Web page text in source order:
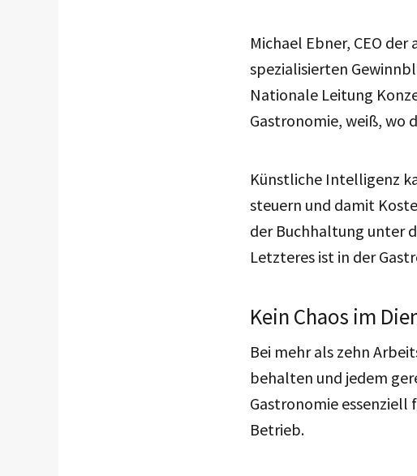
Michael Ebner, CEO
spezialisierten
Nationale Leitung
Gastronomie, weiß, wo
Künstliche Intelligenz
steuern und damit
der Buchhaltung unter
Letzteres ist in der
Kein Chaos im
Bei mehr als zehn
behalten und jedem
Gastronomie
Betrieb.